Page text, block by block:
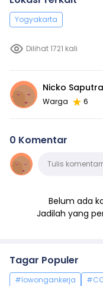
Yogyakarta
Dilihat 1721 kali
Nicko Saputra
Warga 6
0 Komentar
KomentarTulis
Belum ada
Jadilah yang
Tagar Populer
#lowongankerja